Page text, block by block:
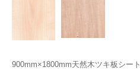
900mm×1800mm天然木ツキ板シート